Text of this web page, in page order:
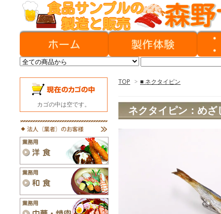
TOP > ■ ネクタイピン
ネクタイピン：めざ
カゴの中は空です。